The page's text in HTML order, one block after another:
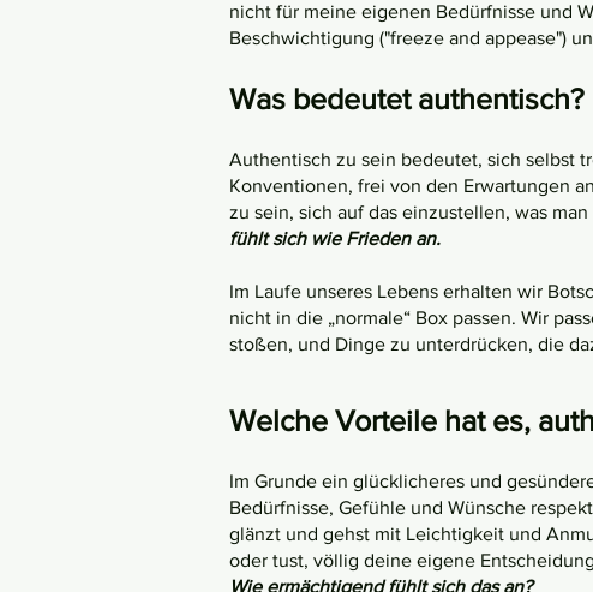
nicht für meine eigenen Bedürfnisse und
Beschwichtigung ("freeze and appease")
Was bedeutet authentisch?
Authentisch zu sein bedeutet, sich selbst
Konventionen, frei von den Erwartungen
zu sein, sich auf das einzustellen, was
fühlt sich wie Frieden an.
Im Laufe unseres Lebens erhalten wir
nicht in die „normale“ Box passen. Wir
stoßen, und Dinge zu unterdrücken, die
Welche Vorteile hat es,
Im Grunde ein glücklicheres und
Bedürfnisse, Gefühle und Wünsche
glänzt und gehst mit Leichtigkeit und
oder tust, völlig deine eigene
Wie ermächtigend fühlt sich das an?